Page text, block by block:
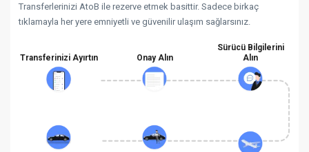
Transferlerinizi AtoB ile rezerve etmek basittir. Sadece birkaç
tıklamayla her yere emniyetli ve güvenilir ulaşım sağlarsınız.
Transferinizi Ayırtın Onay Alın
Sürücü Bilgilerini
Alın